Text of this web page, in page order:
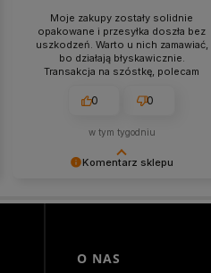
Komentarz sklepu
ciepło oceniłeś naszą pracę. Mamy
pozdrawiamy, Morowo Team
Moje zakupy zostały solidnie
opakowane i przesyłka doszła bez
uszkodzeń. Warto u nich zamawiać,
bo działają błyskawicznie.
Transakcja na szóstkę, polecam
0 0
w tym tygodniu
O NAS